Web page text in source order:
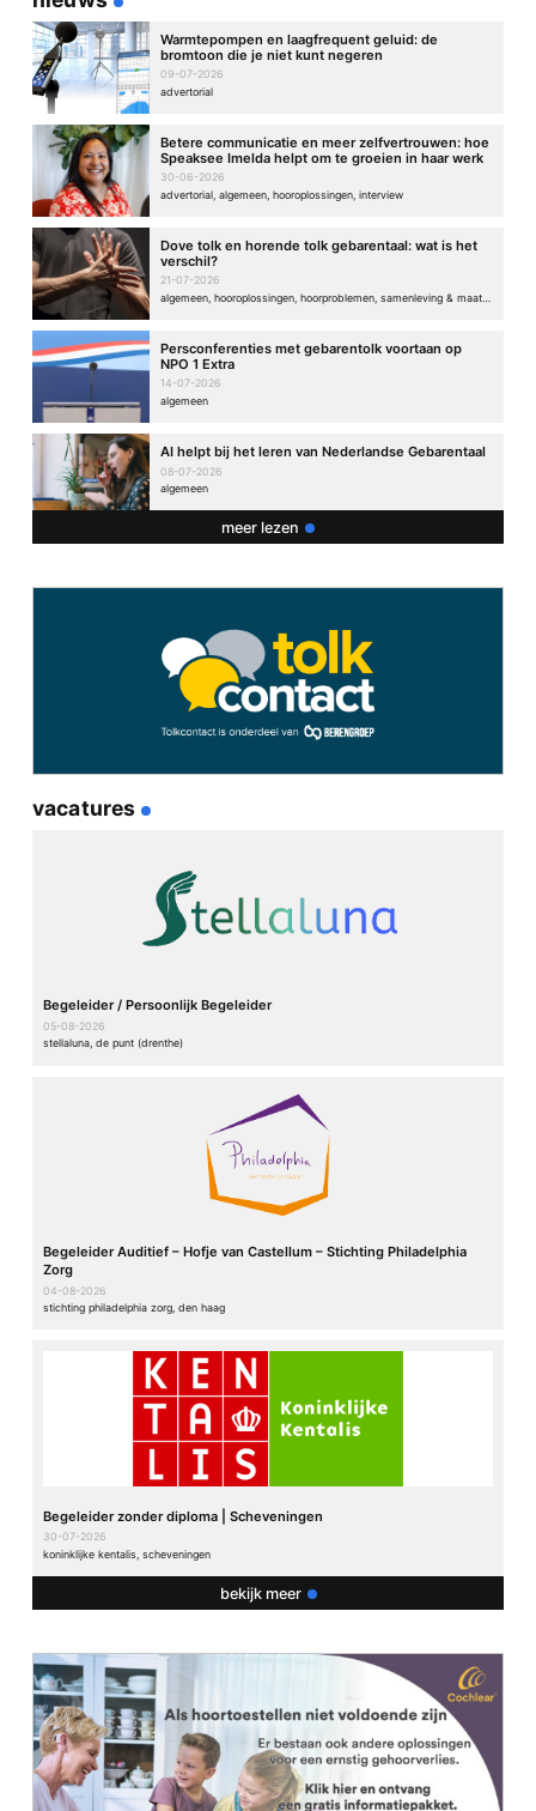
Reactie*
Naam*
E-mail*
Warmtepompen en laagfrequent geluid: de
bromtoon die je niet kunt negeren
09-07-2026
advertorial
Betere communicatie en meer zelfvertrouwen: hoe
Speaksee Imelda helpt om te groeien in haar werk
30-06-2026
advertorial, algemeen, hooroplossingen, interview
Dove tolk en horende tolk gebarentaal: wat is het
verschil?
21-07-2026
Persconferenties met gebarentolk voortaan op
NPO 1 Extra
14-07-2026
algemeen
AI helpt bij het leren van Nederlandse Gebarentaal
08-07-2026
algemeen
meer lezen
vacatures
Begeleider / Persoonlijk Begeleider
05-08-2026
stellaluna, de punt (drenthe)
Begeleider Auditief – Hofje van Castellum – Stichting Philadelphia
Zorg
04-08-2026
stichting philadelphia zorg, den haag
Begeleider zonder diploma | Scheveningen
30-07-2026
koninklijke kentalis, scheveningen
bekijk meer